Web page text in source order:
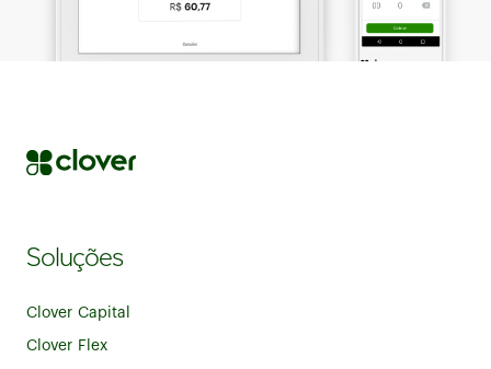
Soluções
Clover Capital
Clover Flex